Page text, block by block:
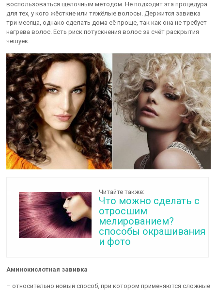
воспользоваться щелочным методом. Не подходит эта процедура
для тех, у кого жёсткие или тяжёлые волосы. Держится завивка
три месяца, однако сделать дома её проще, так как она не требует
нагрева волос. Есть риск потускнения волос за счёт раскрытия
чешуек.
Читайте также:
Что можно сделать с
отросшим
мелированием?
способы окрашивания
и фото
Аминокислотная завивка
– относительно новый способ, при котором применяются сложные